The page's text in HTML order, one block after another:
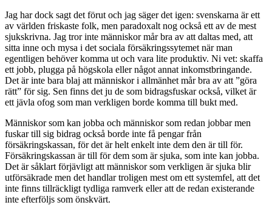
Jag har dock sagt det förut och jag säger det igen: svenskarna är ett
av världen friskaste folk, men paradoxalt nog också ett av de mest
sjukskrivna. Jag tror inte människor mår bra av att daltas med, att
sitta inne och mysa i det sociala försäkringssytemet när man
egentligen behöver komma ut och vara lite produktiv. Ni vet: skaffa
ett jobb, plugga på högskola eller något annat inkomstbringande.
Det är inte bara blaj att människor i allmänhet mår bra av att ”göra
rätt” för sig. Sen finns det ju de som bidragsfuskar också, vilket är
ett jävla ofog som man verkligen borde komma till bukt med.
Människor som kan jobba och människor som redan jobbar men
fuskar till sig bidrag också borde inte få pengar från
försäkringskassan, för det är helt enkelt inte dem den är till för.
Försäkringskassan är till för dem som är sjuka, som inte kan jobba.
Det är såklart förjävligt att människor som verkligen är sjuka blir
utförsäkrade men det handlar troligen mest om ett systemfel, att det
inte finns tillräckligt tydliga ramverk eller att de redan existerande
inte efterföljs som önskvärt.